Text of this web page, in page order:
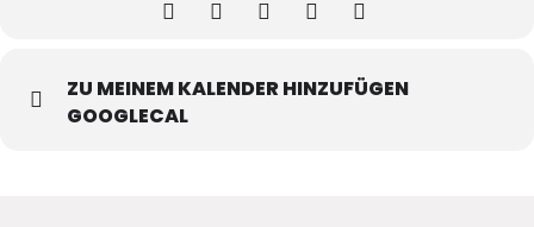
ZU MEINEM KALENDER HINZUFÜGEN
GOOGLECAL